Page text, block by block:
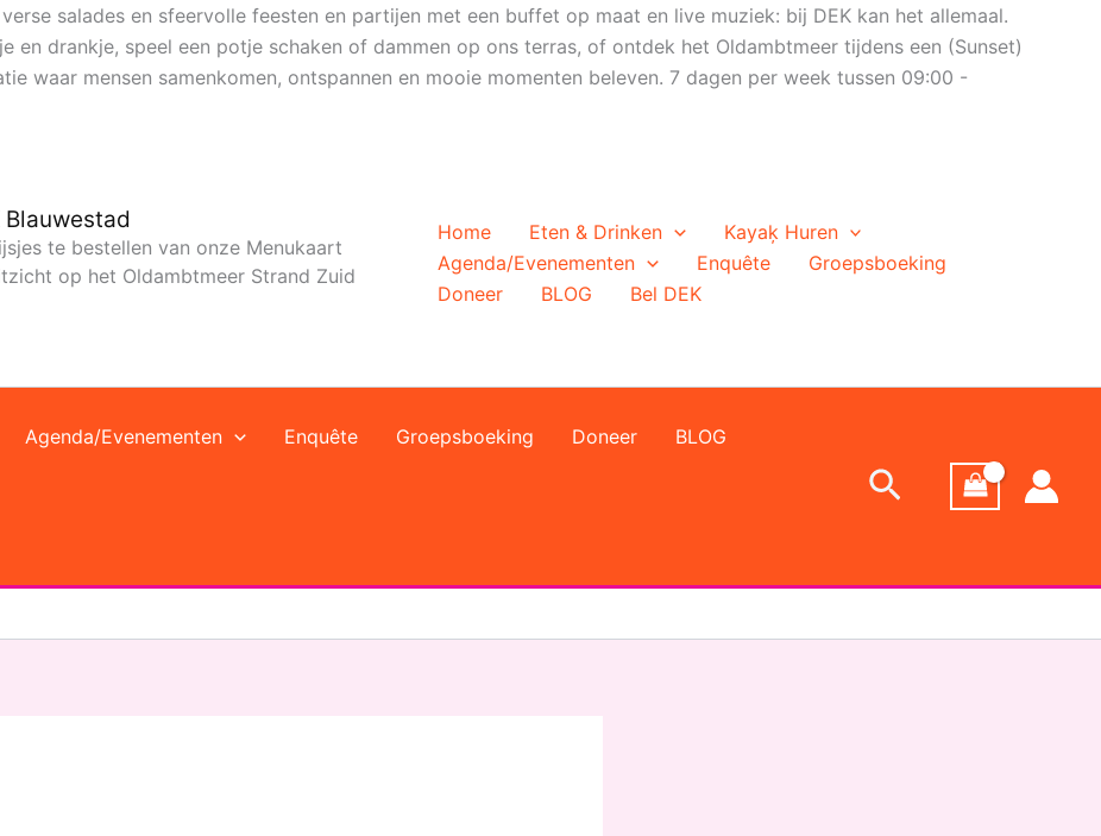
salades en sfeervolle feesten en partijen met een buffet op maat en live muziek: bij DEK kan het allemaal.
en drankje, speel een potje schaken of dammen op ons terras, of ontdek het Oldambtmeer tijdens een (Sunset)
waar mensen samenkomen, ontspannen en mooie momenten beleven. 7 dagen per week tussen 09:00 -
Blauwestad
te bestellen van onze Menukaart
op het Oldambtmeer Strand Zuid
Home Eten & Drinken
Kayaķ Huren
Agenda/Evenementen
Enquête
Groepsboeking
Doneer
BLOG Bel DEK
Agenda/Evenementen Enquête Groepsboeking Doneer BLOG
Zoeken